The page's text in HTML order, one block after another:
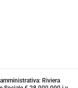
Riviera